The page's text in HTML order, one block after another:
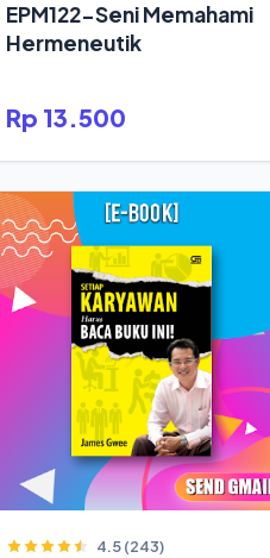
EPM122-Seni Memahami
Hermeneutik
Rp 13.500
4.5 (243)